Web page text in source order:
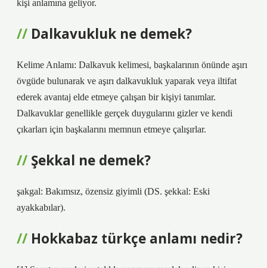
kişi anlamına geliyor.
Dalkavukluk ne demek?
Kelime Anlamı: Dalkavuk kelimesi, başkalarının önünde aşırı
övgüde bulunarak ve aşırı dalkavukluk yaparak veya iltifat
ederek avantaj elde etmeye çalışan bir kişiyi tanımlar.
Dalkavuklar genellikle gerçek duygularını gizler ve kendi
çıkarları için başkalarını memnun etmeye çalışırlar.
Şekkal ne demek?
şakgal: Bakımsız, özensiz giyimli (DS. şekkal: Eski
ayakkabılar).
Hokkabaz türkçe anlamı nedir?